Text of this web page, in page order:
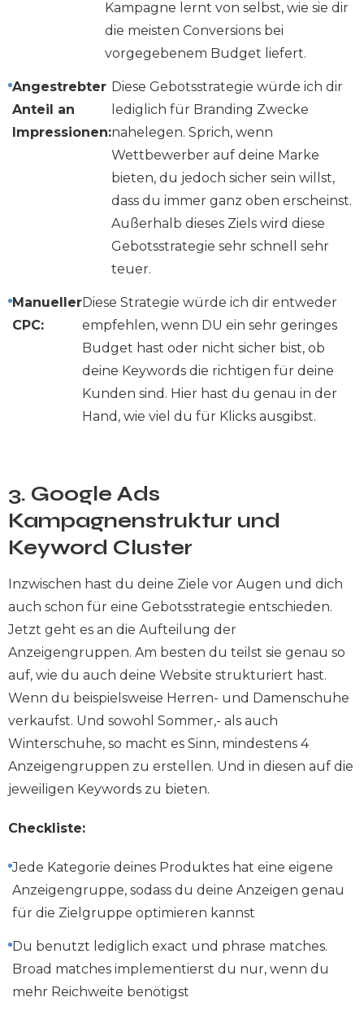
Kampagne lernt von selbst, wie sie dir
die meisten Conversions bei
vorgegebenem Budget liefert.
Angestrebter
Anteil an
Impressionen:
Diese Gebotsstrategie würde ich dir
lediglich für Branding Zwecke
nahelegen. Sprich, wenn
Wettbewerber auf deine Marke
bieten, du jedoch sicher sein willst,
dass du immer ganz oben erscheinst.
Außerhalb dieses Ziels wird diese
Gebotsstrategie sehr schnell sehr
teuer.
Manueller
CPC:
Diese Strategie würde ich dir entweder
empfehlen, wenn DU ein sehr geringes
Budget hast oder nicht sicher bist, ob
deine Keywords die richtigen für deine
Kunden sind. Hier hast du genau in der
Hand, wie viel du für Klicks ausgibst.
3. Google Ads
Kampagnenstruktur und
Keyword Cluster
Inzwischen hast du deine Ziele vor Augen und dich
auch schon für eine Gebotsstrategie entschieden.
Jetzt geht es an die Aufteilung der
Anzeigengruppen. Am besten du teilst sie genau so
auf, wie du auch deine Website strukturiert hast.
Wenn du beispielsweise Herren- und Damenschuhe
verkaufst. Und sowohl Sommer,- als auch
Winterschuhe, so macht es Sinn, mindestens 4
Anzeigengruppen zu erstellen. Und in diesen auf die
jeweiligen Keywords zu bieten.
Checkliste:
Jede Kategorie deines Produktes hat eine eigene
Anzeigengruppe, sodass du deine Anzeigen genau
für die Zielgruppe optimieren kannst
Du benutzt lediglich exact und phrase matches.
Broad matches implementierst du nur, wenn du
mehr Reichweite benötigst